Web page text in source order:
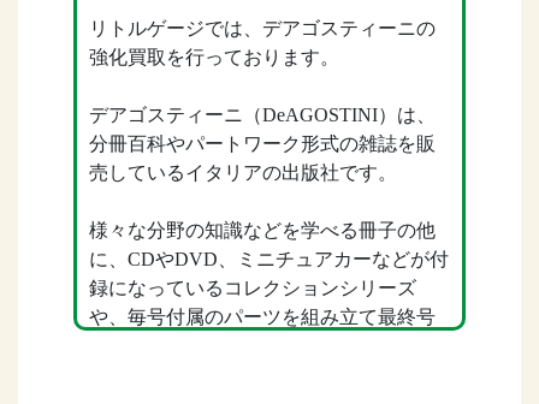
リトルゲージでは、デアゴスティーニの
強化買取を行っております。
デアゴスティーニ（DeAGOSTINI）は、
分冊百科やパートワーク形式の雑誌を販
売しているイタリアの出版社です。
様々な分野の知識などを学べる冊子の他
に、CDやDVD、ミニチュアカーなどが付
録になっているコレクションシリーズ
や、毎号付属のパーツを組み立て最終号